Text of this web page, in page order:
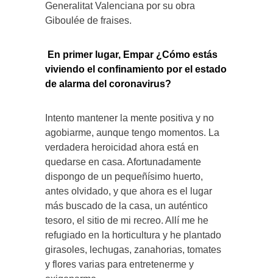
Generalitat Valenciana por su obra
Giboulée de fraises.
En primer lugar, Empar ¿Cómo estás
viviendo el confinamiento por el estado
de alarma del coronavirus?
Intento mantener la mente positiva y no
agobiarme, aunque tengo momentos. La
verdadera heroicidad ahora está en
quedarse en casa. Afortunadamente
dispongo de un pequeñísimo huerto,
antes olvidado, y que ahora es el lugar
más buscado de la casa, un auténtico
tesoro, el sitio de mi recreo. Allí me he
refugiado en la horticultura y he plantado
girasoles, lechugas, zanahorias, tomates
y flores varias para entretenerme y